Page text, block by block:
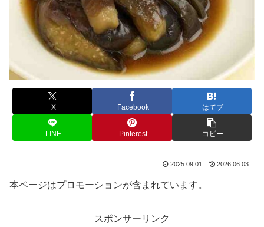
X Facebook はてブ
LINE Pinterest コピー
2025.09.01 2026.06.03
本ページはプロモーションが含まれています。
スポンサーリンク